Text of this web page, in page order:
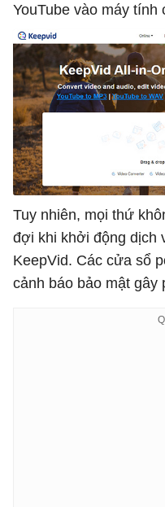
YouTube vào máy tính
Tuy nhiên, mọi thứ
đợi khi khởi động dịch
KeepVid. Các cửa sổ
cảnh báo bảo mật gây